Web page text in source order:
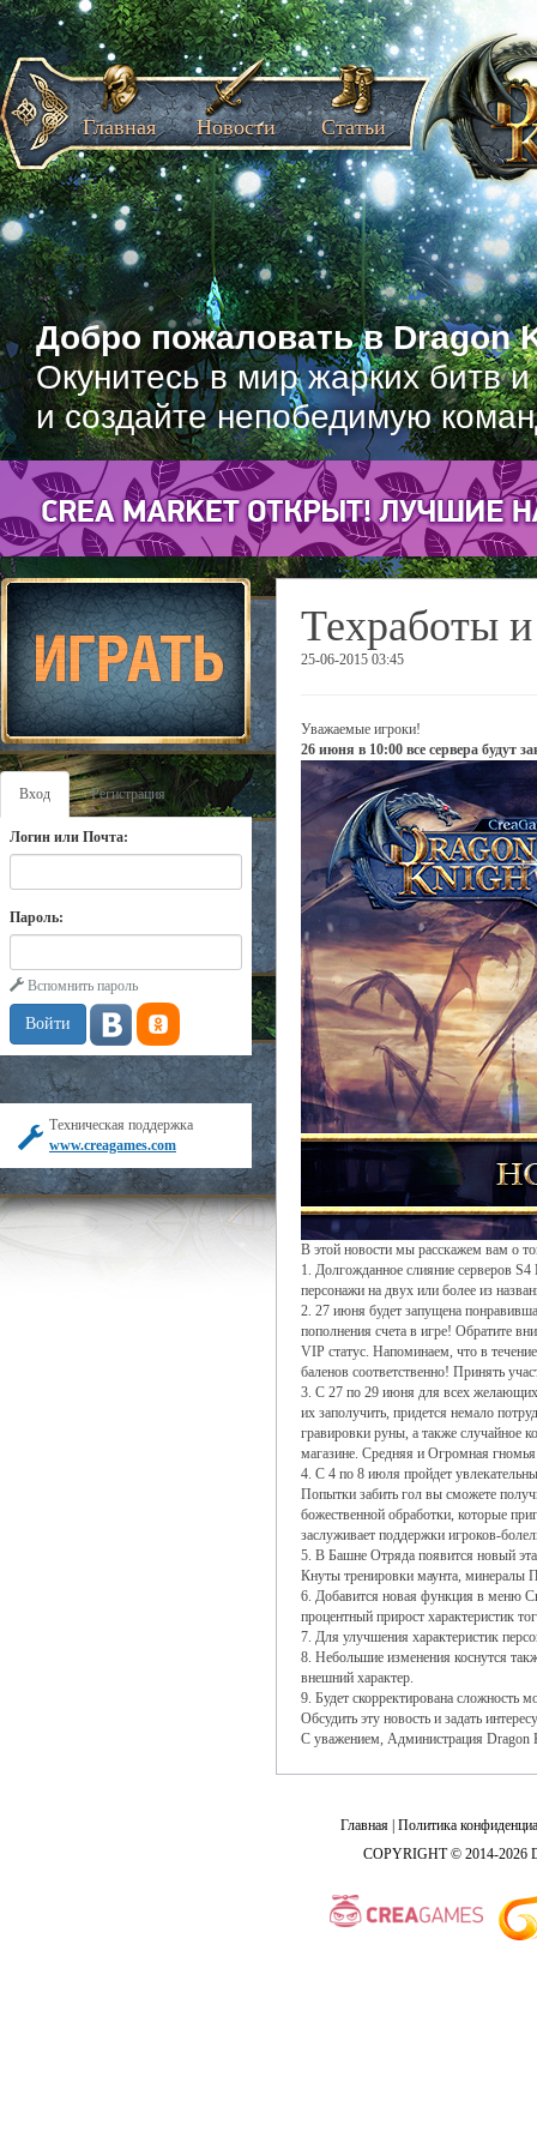
Добро пожаловать в Dragon
Окунитесь в мир жарких битв
и создайте непобедимую
Главная Новости Статьи
Вход Регистрация
Логин или Почта:
Пароль:
Вспомнить пароль
Техническая поддержка
www.creagames.com
Техработы
25-06-2015 03:45
Уважаемые игроки!
26 июня в 10:00 все сервера будут
В этой новости мы расскажем вам о
1. Долгожданное слияние серверов
персонажи на двух или более из
2. 27 июня будет запущена
пополнения счета в игре! Обратите
VIP статус. Напоминаем, что в
баленов соответственно! Принять
3. С 27 по 29 июня для всех желающих
их заполучить, придется немало
гравировки руны, а также случайное
магазине. Средняя и Огромная
4. С 4 по 8 июля пройдет
Попытки забить гол вы сможете
божественной обработки, которые
заслуживает поддержки игроков-
5. В Башне Отряда появится новый
Кнуты тренировки маунта, минералы
6. Добавится новая функция в меню
процентный прирост характеристик
7. Для улучшения характеристик
8. Небольшие изменения коснутся
внешний характер.
9. Будет скорректирована сложность
Обсудить эту новость и задать
С уважением, Администрация Dragon
Главная Политика
COPYRIGHT © 2014-2026